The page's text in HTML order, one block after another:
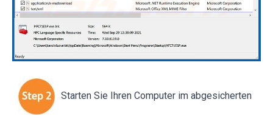
Starten Sie Ihren Computer im abgesicherten